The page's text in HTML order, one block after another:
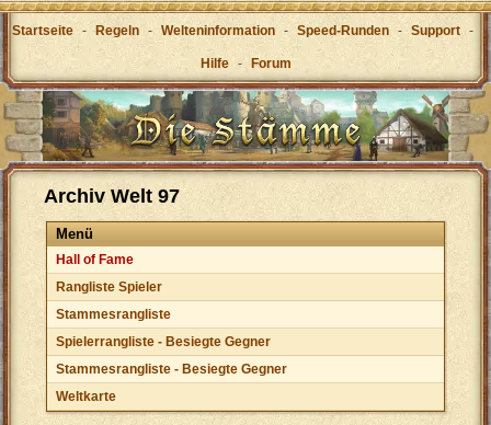
Startseite - Regeln - Welteninformation - Speed-Runden - Support -
Hilfe - Forum
Archiv Welt 97
Menü
Hall of Fame
Rangliste Spieler
Stammesrangliste
Spielerrangliste - Besiegte Gegner
Stammesrangliste - Besiegte Gegner
Weltkarte